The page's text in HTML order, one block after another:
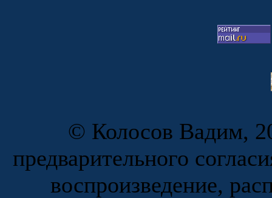
© Колосов Вадим,
предварительного
воспроизведение,